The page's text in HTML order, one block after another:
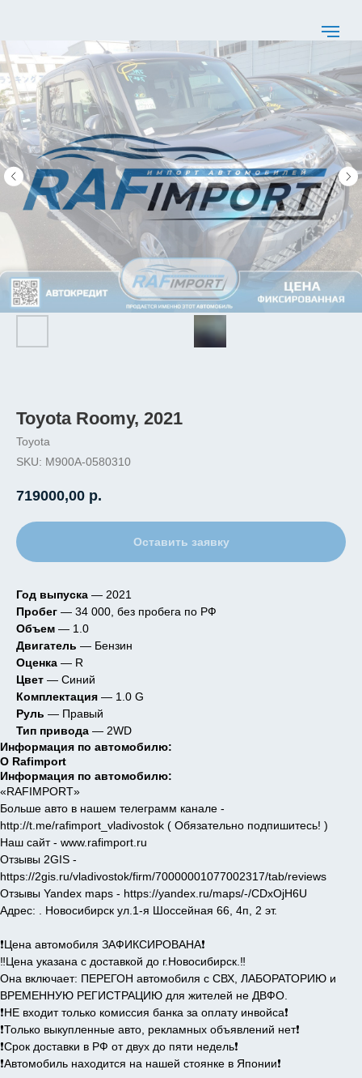
Toyota Roomy, 2021
Toyota
SKU: M900A-0580310
719000,00 р.
Оставить заявку
Год выпуска — 2021
Пробег — 34 000, без пробега по РФ
Объем — 1.0
Двигатель — Бензин
Оценка — R
Цвет — Синий
Комплектация — 1.0 G
Руль — Правый
Тип привода — 2WD
Информация по автомобилю:
О Rafimport
Информация по автомобилю:
«RAFIMPORT»
Больше авто в нашем телеграмм канале -
http://t.me/rafimport_vladivostok ( Обязательно подпишитесь! )
Наш сайт - www.rafimport.ru
Отзывы 2GIS -
https://2gis.ru/vladivostok/firm/70000001077002317/tab/reviews
Отзывы Yandex maps - https://yandex.ru/maps/-/CDxOjH6U
Адрес: . Новосибирск ул.1-я Шоссейная 66, 4п, 2 эт.
❗️Цена автомобиля ЗАФИКСИРОВАНА❗️
‼️Цена указана с доставкой до г.Новосибирск.‼️
Она включает: ПЕРЕГОН автомобиля с СВХ, ЛАБОРАТОРИЮ и
ВРЕМЕННУЮ РЕГИСТРАЦИЮ для жителей не ДВФО.
❗️НЕ входит только комиссия банка за оплату инвойса❗️
❗️Только выкупленные авто, рекламных объявлений нет❗️
❗️Срок доставки в РФ от двух до пяти недель❗️
❗️Автомобиль находится на нашей стоянке в Японии❗️